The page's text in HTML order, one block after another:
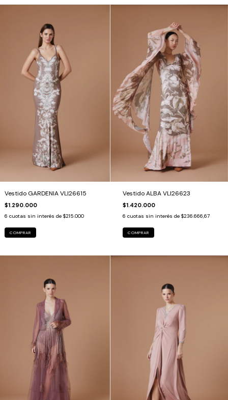
Vestido GARDENIA VLI26615
$1.290.000
6 cuotas sin interés de $215.000
COMPRAR
Vestido ALBA VLI26623
$1.420.000
6 cuotas sin interés de $236.666,67
COMPRAR